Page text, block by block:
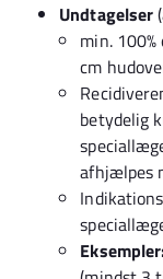
Undtagelser
min.
cm
betydelig
afhjælpes